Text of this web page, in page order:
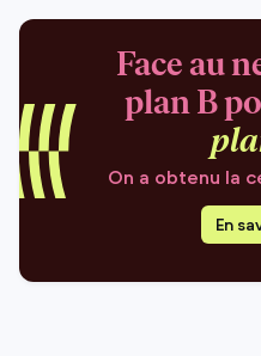
Face au
plan B
On a obtenu la
En